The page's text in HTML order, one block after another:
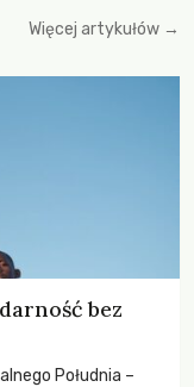
Więcej artykułów →
bez
Południa –